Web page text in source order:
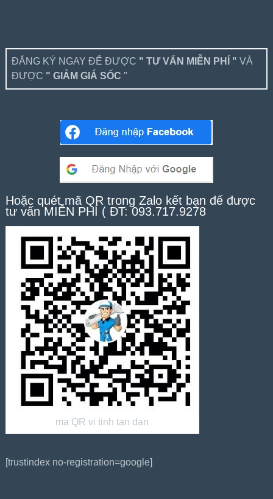
ĐĂNG KÝ NGAY ĐỂ ĐƯỢC " TƯ VẤN MIỄN PHÍ " VÀ
ĐƯỢC " GIẢM GIÁ SỐC "
Hoặc quét mã QR trong Zalo kết bạn để được
tư vấn MIỄN PHÍ ( ĐT: 093.717.9278
ma QR vi tinh tan dan
[trustindex no-registration=google]